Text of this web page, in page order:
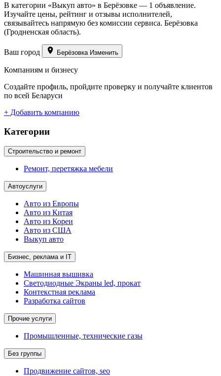
В категории «Выкуп авто» в Берёзовке — 1 объявление.
Изучайте цены, рейтинг и отзывы исполнителей,
связывайтесь напрямую без комиссии сервиса. Берёзовка
(Гродненская область).
Ваш город Берёзовка Изменить
Компаниям и бизнесу
Создайте профиль, пройдите проверку и получайте клиентов
по всей Беларуси
+ Добавить компанию
Категории
Строительство и ремонт
Ремонт, перетяжка мебели
Автоуслуги
Авто из Европы
Авто из Китая
Авто из Кореи
Авто из США
Выкуп авто
Бизнес, реклама и IT
Машинная вышивка
Светодиодные Экраны led, прокат
Контекстная реклама
Разработка сайтов
Прочие услуги
Промышленные, технические газы
Без группы
Продвижение сайтов, seo